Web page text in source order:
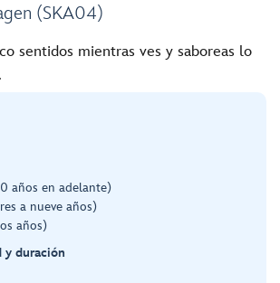
(SKA04)
sentidos mientras ves y saboreas lo
años en adelante)
a nueve años)
años)
y duración